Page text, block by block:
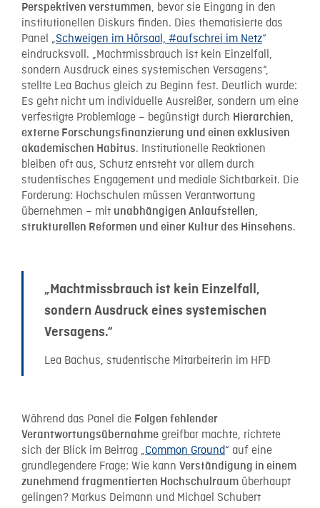
Perspektiven verstummen, bevor sie Eingang in den
institutionellen Diskurs finden. Dies thematisierte das
Panel „Schweigen im Hörsaal, #aufschrei im Netz“
eindrucksvoll. „Machtmissbrauch ist kein Einzelfall,
sondern Ausdruck eines systemischen Versagens“,
stellte Lea Bachus gleich zu Beginn fest. Deutlich wurde:
Es geht nicht um individuelle Ausreißer, sondern um eine
verfestigte Problemlage – begünstigt durch Hierarchien,
externe Forschungsfinanzierung und einen exklusiven
akademischen Habitus. Institutionelle Reaktionen
bleiben oft aus, Schutz entsteht vor allem durch
studentisches Engagement und mediale Sichtbarkeit. Die
Forderung: Hochschulen müssen Verantwortung
übernehmen – mit unabhängigen Anlaufstellen,
strukturellen Reformen und einer Kultur des Hinsehens.
„Machtmissbrauch ist kein Einzelfall,
sondern Ausdruck eines systemischen
Versagens.“
Lea Bachus, studentische Mitarbeiterin im HFD
Während das Panel die Folgen fehlender
Verantwortungsübernahme greifbar machte, richtete
sich der Blick im Beitrag „Common Ground“ auf eine
grundlegendere Frage: Wie kann Verständigung in einem
zunehmend fragmentierten Hochschulraum überhaupt
gelingen? Markus Deimann und Michael Schubert